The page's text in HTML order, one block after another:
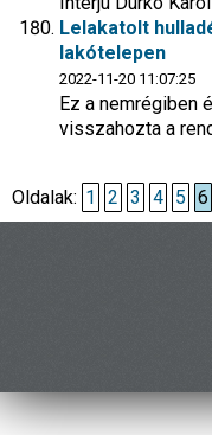
Lelakatolt
lakótelepen
2022-11-20 11:07:25
Ez a nemrégiben
visszahozta a
Oldalak: 1 2 3 4 5 6